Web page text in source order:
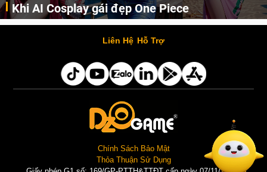
Khi AI Cosplay gái đẹp One Piece
Những cô nàng nóng bỏng Boa Hancock, Nico Robin, Nami, Yamato hay Perona được AI vẽ lại dưới hình thức Cosplay cực kỳ chuẩn chỉnh.
Liên Hệ Hỗ Trợ
Chính Sách Bảo Mật
Thỏa Thuận Sử Dụng